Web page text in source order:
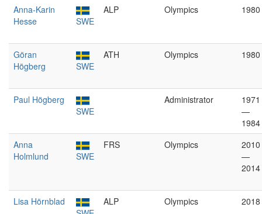
Anna-Karin
Hesse
SWE
ALP Olympics 1980
Göran
Högberg
SWE
ATH Olympics 1980
Paul Högberg
SWE
Administrator
1971
—
1984
Anna
Holmlund
SWE
FRS Olympics
2010
—
2014
Lisa Hörnblad
ALP Olympics 2018